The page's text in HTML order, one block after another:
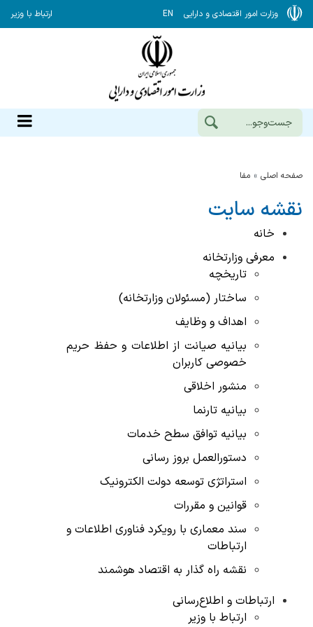
وزارت امور اقتصادی و دارایی EN ارتباط با وزیر
صفحه اصلی مفا
نقشه سایت
خانه
معرفی وزارتخانه
تاریخچه
ساختار (مسئولان وزارتخانه)
اهداف و وظایف
بیانیه صیانت از اطلاعات و حفظ حریم
خصوصی کاربران
منشور اخلاقی
بیانیه تارنما
بیانیه توافق سطح خدمات
دستورالعمل بروز رسانی
استراتژی توسعه دولت الکترونیک
قوانین و مقررات
سند معماری با رویکرد فناوری اطلاعات و
ارتباطات
نقشه راه گذار به اقتصاد هوشمند
ارتباطات و اطلاع‌رسانی
ارتباط با وزیر